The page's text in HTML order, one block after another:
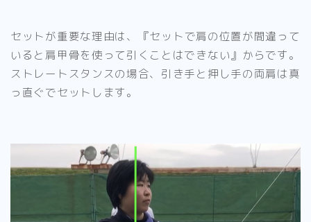
セットが重要な理由は、
『セットで肩の位置が間違って
いると肩甲骨を使って引くことはできない』 からです。
ストレートスタンスの場合、引き手と押し手の両肩は真
っ直ぐでセット します。